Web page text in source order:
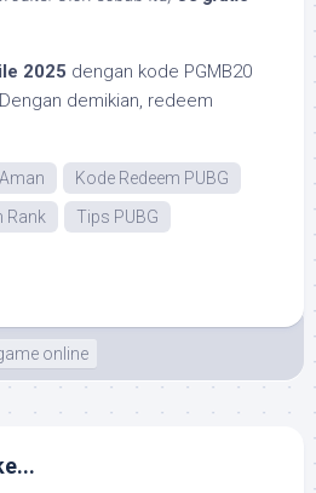
2025 dengan kode PGMB20
demikian, redeem
Kode Redeem PUBG
Rank
Tips PUBG
online